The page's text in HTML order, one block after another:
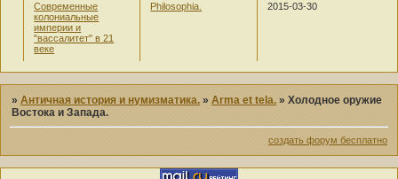
Современные
колониальные
империи и
"вассалитет" в 21
веке
Philosophia. 2015-03-30
»Античная история и нумизматика. »Arma et tela. »Холодное оружие
Востока и Запада.
создать форум бесплатно